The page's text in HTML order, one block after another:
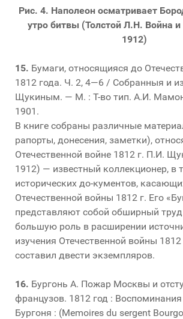
Рис. 4. Наполеон осматривает
утро битвы (Толстой Л.Н. Война
1912)
15. Бумаги, относящияся до
1812 года. Ч. 2, 4—6 / Собранныя и
Щукиным. — М. : Т-во тип. А.И.
1901.
В книге собраны различные
рапорты, донесения, заметки),
Отечественной войне 1812 г. П.И.
1912) — известный коллекционер, в
исторических до-кументов,
Отечественной войны 1812 г. Его
представляют собой обширный
большую роль в расширении
изучения Отечественной войны
составил двести экземпляров.
16. Бургонь А. Пожар Москвы и
французов. 1812 год :
Бургоня : (Memoires du sergent